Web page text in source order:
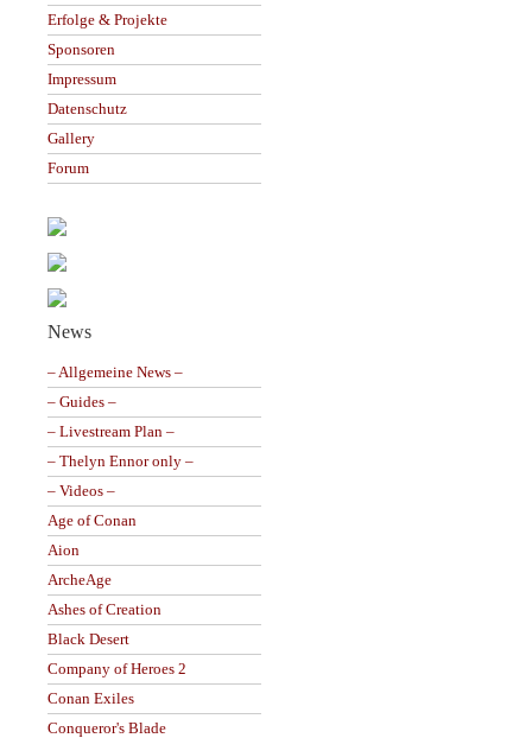
Erfolge & Projekte
Sponsoren
Impressum
Datenschutz
Gallery
Forum
News
– Allgemeine News –
– Guides –
– Livestream Plan –
– Thelyn Ennor only –
– Videos –
Age of Conan
Aion
ArcheAge
Ashes of Creation
Black Desert
Company of Heroes 2
Conan Exiles
Conqueror's Blade